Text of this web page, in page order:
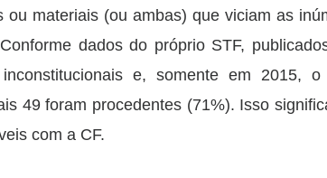
ou materiais (ou ambas) que viciam as
dados do próprio STF,
e, somente em 2015,
49 foram procedentes (71%). Isso
com a CF.